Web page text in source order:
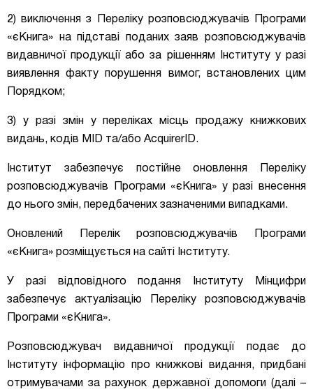
2) виключення з Переліку розповсюджувачів Програми
«єКнига» на підставі поданих заяв розповсюджувачів
видавничої продукції або за рішенням Інституту у разі
виявлення факту порушення вимог, встановлених цим
Порядком;
3) у разі змін у переліках місць продажу книжкових
видань, кодів MID та/або AcquirerID.
Інститут забезпечує постійне оновлення Переліку
розповсюджувачів Програми «єКнига» у разі внесення
до нього змін, передбачених зазначеними випадками.
Оновлений Перелік розповсюджувачів Програми
«єКнига» розміщується на сайті Інституту.
У разі відповідного подання Інституту Мінцифри
забезпечує актуалізацію Переліку розповсюджувачів
Програми «єКнига».
Розповсюджувач видавничої продукції подає до
Інституту інформацію про книжкові видання, придбані
отримувачами за рахунок державної допомоги (далі –